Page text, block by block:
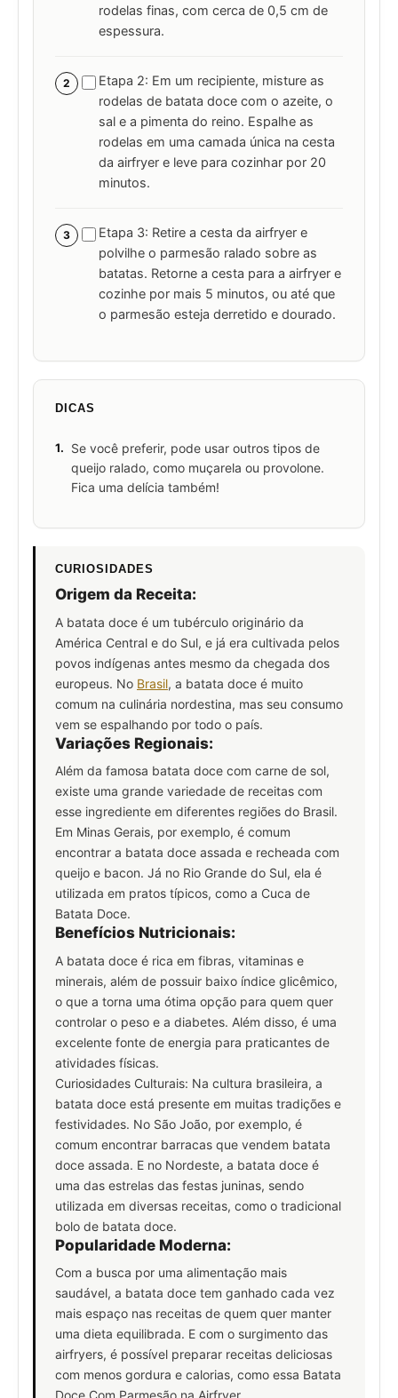
rodelas finas, com cerca de 0,5 cm de
espessura.
2
Etapa 2: Em um recipiente, misture as
rodelas de batata doce com o azeite, o
sal e a pimenta do reino. Espalhe as
rodelas em uma camada única na cesta
da airfryer e leve para cozinhar por 20
minutos.
3
Etapa 3: Retire a cesta da airfryer e
polvilhe o parmesão ralado sobre as
batatas. Retorne a cesta para a airfryer e
cozinhe por mais 5 minutos, ou até que
o parmesão esteja derretido e dourado.
DICAS
1.
Se você preferir, pode usar outros tipos de
queijo ralado, como muçarela ou provolone.
Fica uma delícia também!
CURIOSIDADES
Origem da Receita:
A batata doce é um tubérculo originário da
América Central e do Sul, e já era cultivada pelos
povos indígenas antes mesmo da chegada dos
europeus. No Brasil, a batata doce é muito
comum na culinária nordestina, mas seu consumo
vem se espalhando por todo o país.
Variações Regionais:
Além da famosa batata doce com carne de sol,
existe uma grande variedade de receitas com
esse ingrediente em diferentes regiões do Brasil.
Em Minas Gerais, por exemplo, é comum
encontrar a batata doce assada e recheada com
queijo e bacon. Já no Rio Grande do Sul, ela é
utilizada em pratos típicos, como a Cuca de
Batata Doce.
Benefícios Nutricionais:
A batata doce é rica em fibras, vitaminas e
minerais, além de possuir baixo índice glicêmico,
o que a torna uma ótima opção para quem quer
controlar o peso e a diabetes. Além disso, é uma
excelente fonte de energia para praticantes de
atividades físicas.
Curiosidades Culturais: Na cultura brasileira, a
batata doce está presente em muitas tradições e
festividades. No São João, por exemplo, é
comum encontrar barracas que vendem batata
doce assada. E no Nordeste, a batata doce é
uma das estrelas das festas juninas, sendo
utilizada em diversas receitas, como o tradicional
bolo de batata doce.
Popularidade Moderna:
Com a busca por uma alimentação mais
saudável, a batata doce tem ganhado cada vez
mais espaço nas receitas de quem quer manter
uma dieta equilibrada. E com o surgimento das
airfryers, é possível preparar receitas deliciosas
com menos gordura e calorias, como essa Batata
Doce Com Parmesão na Airfryer.